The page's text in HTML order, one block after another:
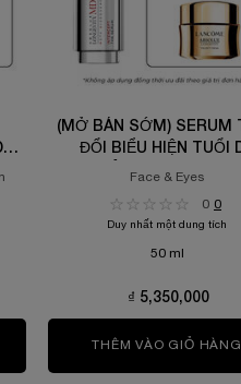
DƯỠNG RÉNERGIE
(MỞ BÁN SỚM) SERUM
ĐỔI BIỂU HIỆN TUỔI
LANCÔME LONGEVITY
Face & Eyes
0 0
Duy nhất một dung tích
50 ml
₫ 5,350,000
THÊM VÀO GIỎ HÀNG